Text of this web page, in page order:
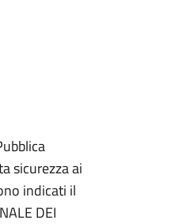
sicurezza ai
indicati il
DEI